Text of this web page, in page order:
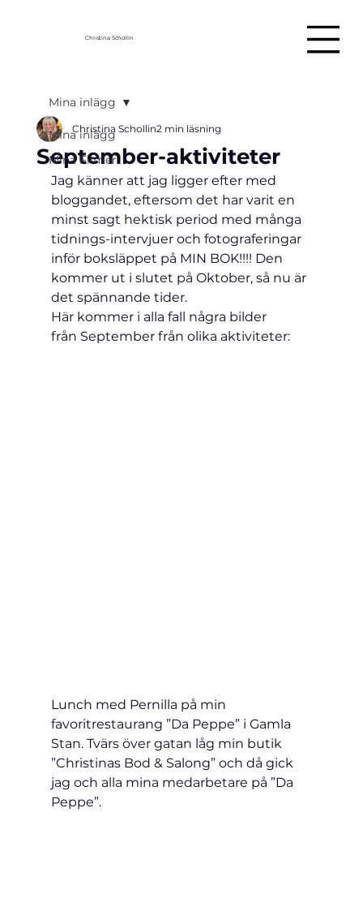
Christina Schollin
Mina inlägg
Mina Filmer
Mina inlägg
September-aktiviteter
Christina Schollin2 min läsning
Jag känner att jag ligger efter med
bloggandet, eftersom det har varit en
minst sagt hektisk period med många
tidnings-intervjuer och fotograferingar
inför boksläppet på MIN BOK!!!! Den
kommer ut i slutet på Oktober, så nu är
det spännande tider.
Här kommer i alla fall några bilder
från September från olika aktiviteter:
Lunch med Pernilla på min
favoritrestaurang ”Da Peppe” i Gamla
Stan. Tvärs över gatan låg min butik
”Christinas Bod & Salong” och då gick
jag och alla mina medarbetare på ”Da
Peppe”.